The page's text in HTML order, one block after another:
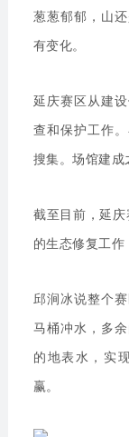
葱葱郁郁，山
有变化。
延庆赛区从建
查和保护工作
搜集。场馆建成
截至目前，延
的生态修复工作
邱涧冰说整个
马桶冲水，多
的地表水，实
赢。